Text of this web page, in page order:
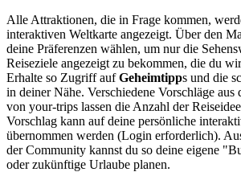
Alle Attraktionen, die in Frage kommen,
interaktiven Weltkarte angezeigt. Über den
deine Präferenzen wählen, um nur die
Reiseziele angezeigt zu bekommen, die du
Erhalte so Zugriff aufGeheimtipps und die
in deiner Nähe. Verschiedene Vorschläge
von your-trips lassen die Anzahl der
Vorschlag kann auf deine persönliche
übernommen werden (Login erforderlich).
der Community kannst du so deine eigene
oder zukünftige Urlaube planen.